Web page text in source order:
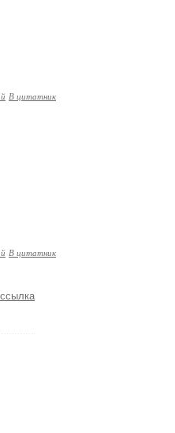
В цитатник
В цитатник
ссылка